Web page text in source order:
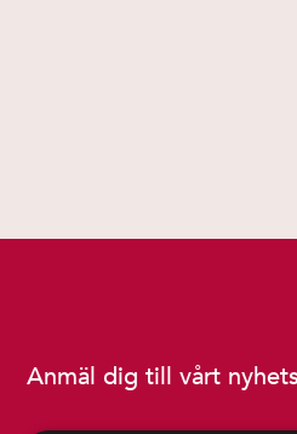
Anmäl dig till vårt